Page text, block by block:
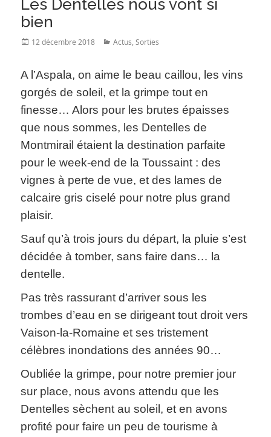
Les Dentelles nous vont si
bien
Posted
12 décembre 2018 Categories
Actus,Sorties
A l’Aspala, on aime le beau caillou, les vins
gorgés de soleil, et la grimpe tout en
finesse… Alors pour les brutes épaisses
que nous sommes, les Dentelles de
Montmirail étaient la destination parfaite
pour le week-end de la Toussaint : des
vignes à perte de vue, et des lames de
calcaire gris ciselé pour notre plus grand
plaisir.
Sauf qu’à trois jours du départ, la pluie s’est
décidée à tomber, sans faire dans… la
dentelle.
Pas très rassurant d’arriver sous les
trombes d’eau en se dirigeant tout droit vers
Vaison-la-Romaine et ses tristement
célèbres inondations des années 90…
Oubliée la grimpe, pour notre premier jour
sur place, nous avons attendu que les
Dentelles sèchent au soleil, et en avons
profité pour faire un peu de tourisme à